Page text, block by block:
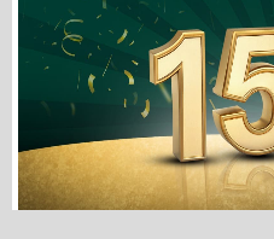
Lista Dei Desideri
Ultimi articoli in magazzino